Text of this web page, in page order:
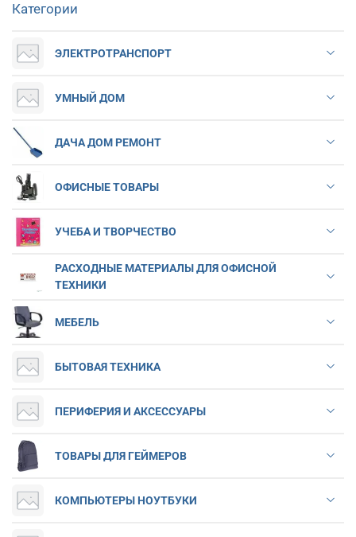
Категории
ЭЛЕКТРОТРАНСПОРТ
УМНЫЙ ДОМ
ДАЧА ДОМ РЕМОНТ
ОФИСНЫЕ ТОВАРЫ
УЧЕБА И ТВОРЧЕСТВО
РАСХОДНЫЕ МАТЕРИАЛЫ ДЛЯ ОФИСНОЙ
ТЕХНИКИ
МЕБЕЛЬ
БЫТОВАЯ ТЕХНИКА
ПЕРИФЕРИЯ И АКСЕССУАРЫ
ТОВАРЫ ДЛЯ ГЕЙМЕРОВ
КОМПЬЮТЕРЫ НОУТБУКИ